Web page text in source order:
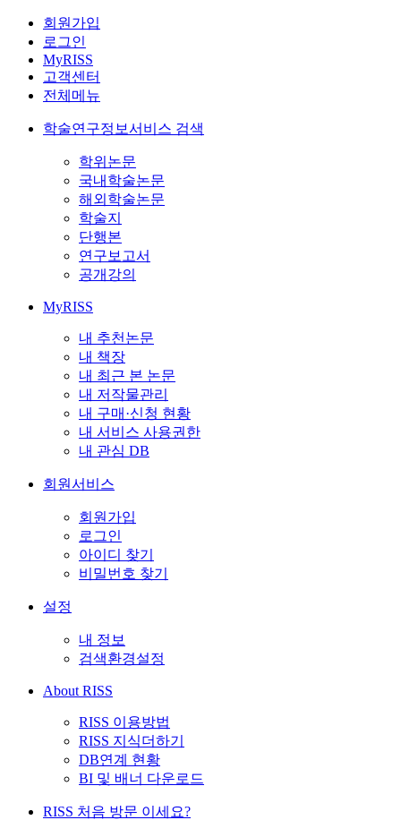
회원가입
로그인
MyRISS
고객센터
전체메뉴
학술연구정보서비스 검색
학위논문
국내학술논문
해외학술논문
학술지
단행본
연구보고서
공개강의
MyRISS
내 추천논문
내 책장
내 최근 본 논문
내 저작물관리
내 구매·신청 현황
내 서비스 사용권한
내 관심 DB
회원서비스
회원가입
로그인
아이디 찾기
비밀번호 찾기
설정
내 정보
검색환경설정
About RISS
RISS 이용방법
RISS 지식더하기
DB연계 현황
BI 및 배너 다운로드
RISS 처음 방문 이세요?